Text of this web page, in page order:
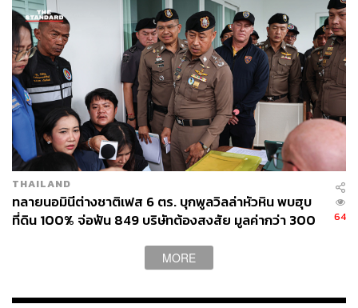
THAILAND
ทลายนอมินีต่างชาติเฟส 6 ตร. บุกพูลวิลล่าหัวหิน พบฮุบ
ที่ดิน 100% จ่อฟัน 849 บริษัทต้องสงสัย มูลค่ากว่า 300
64
MORE